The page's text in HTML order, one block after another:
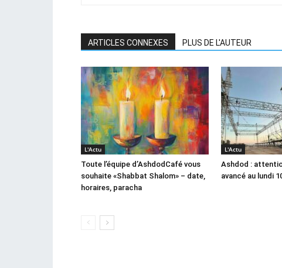
ARTICLES CONNEXES PLUS DE L'AUTEUR
L'Actu
Toute l’équipe d’AshdodCafé vous
souhaite «Shabbat Shalom» – date,
horaires, paracha
L'Actu
Ashdod :
avancé au lundi